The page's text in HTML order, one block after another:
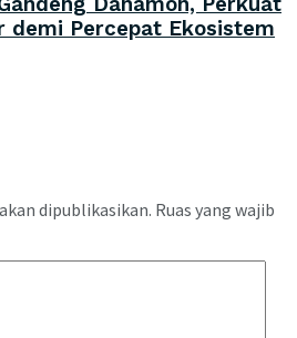
demi Percepat Ekosistem
dipublikasikan. Ruas yang wajib